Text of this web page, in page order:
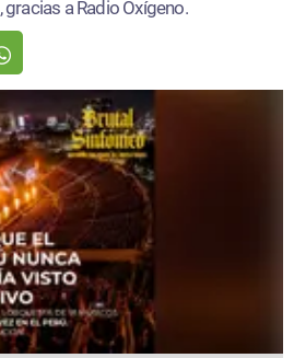
, gracias a Radio Oxígeno.